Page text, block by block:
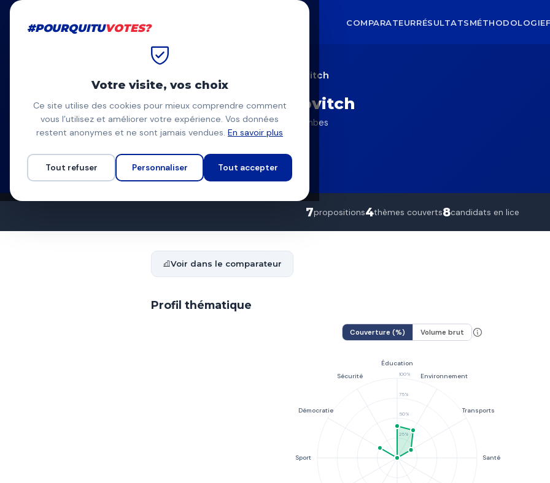
#POURQUITU COMPARATEURRÉSULTATSMÉTHODOLOGIE
Patrick Chaimovitch
PC
Patrick Chaimovitch
Les Écologistes (EELV) — Colombes
Programme à venir
7propositions4thèmes couverts8candidats en lice
Voir dans le comparateur
Profil thématique
Couverture (%) Volume brut
#POURQUITUVOTES?
Votre visite, vos choix
Ce site utilise des cookies pour mieux comprendre comment
vous l’utilisez et améliorer votre expérience. Vos données
restent anonymes et ne sont jamais vendues. En savoir plus
Tout refuser Personnaliser Tout accepter